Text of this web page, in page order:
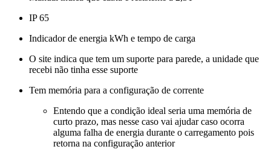
IP 65
Indicador de energia kWh e tempo de carga
O site indica que tem um suporte para parede, a unidade que
recebi não tinha esse suporte
Tem memória para a configuração de corrente
Entendo que a condição ideal seria uma memória de
curto prazo, mas nesse caso vai ajudar caso ocorra
alguma falha de energia durante o carregamento pois
retorna na configuração anterior